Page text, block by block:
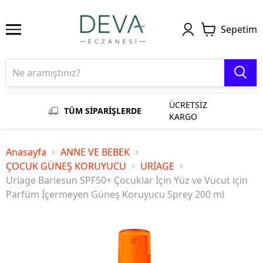
Sepetim
TÜM SİPARİŞLERDE
ÜCRETSİZ
KARGO
Anasayfa
ANNE VE BEBEK
ÇOCUK GÜNEŞ KORUYUCU
URİAGE
Uriage Bariesun SPF50+ Çocuklar İçin Yüz ve Vücut için
Parfüm İçermeyen Güneş Koruyucu Sprey 200 ml